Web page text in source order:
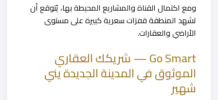
ومع اكتمال القناة والمشاريع المحيطة بها، يُتوقع أن
تشهد المنطقة قفزات سعرية كبيرة على مستوى
الأراضي والعقارات.
Go Smart — شريكك العقاري
الموثوق في المدينة الجديدة يني
شهير